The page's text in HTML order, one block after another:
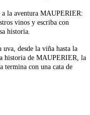
a la aventura MAUPERIER:
vinos y escriba con
historia.
desde la viña hasta la
historia de MAUPERIER, la
termina con una cata de